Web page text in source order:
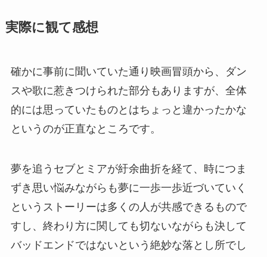
実際に観て感想
確かに事前に聞いていた通り映画冒頭から、ダン
スや歌に惹きつけられた部分もありますが、全体
的には思っていたものとはちょっと違かったかな
というのが正直なところです。
夢を追うセブとミアが紆余曲折を経て、時につま
ずき思い悩みながらも夢に一歩一歩近づいていく
というストーリーは多くの人が共感できるもので
すし、終わり方に関しても切ないながらも決して
バッドエンドではないという絶妙な落とし所でし